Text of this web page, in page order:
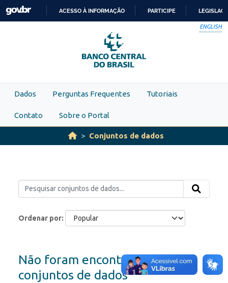
Skip to main content
PARA
O
CONTEÚDO
ACESSO À INFORMAÇÃO PARTICIPE
ENGLISH
Dados Perguntas Frequentes Tutoriais
Contato Sobre o Portal
Conjuntos de dados
Ordenar por
Não foram encontrados
conjuntos de dados